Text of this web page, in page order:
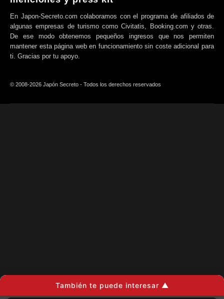
En Japon-Secreto.com colaboramos con el programa de afiliados de
algunas empresas de turismo como Civitatis, Booking.com y otras.
De ese modo obtenemos pequeños ingresos que nos permiten
mantener esta página web en funcionamiento sin coste adicional para
ti. Gracias por tu apoyo.
© 2008-2026 Japón Secreto - Todos los derechos reservados
También te puede interesar ▲